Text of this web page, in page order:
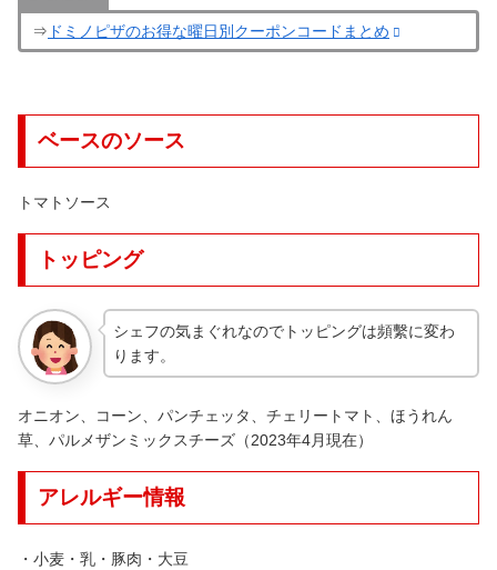
⇒ ドミノピザのお得な曜日別クーポンコードまとめ
ベースのソース
トマトソース
トッピング
シェフの気まぐれなのでトッピングは頻繫に変わ
ります。
オニオン、コーン、パンチェッタ、チェリートマト、ほうれん
草、パルメザンミックスチーズ（2023年4月現在）
アレルギー情報
・小麦・乳・豚肉・大豆